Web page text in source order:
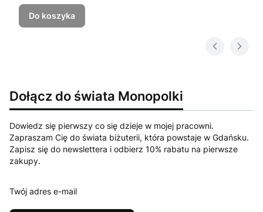
Do koszyka
Dołącz do świata Monopolki
Dowiedz się pierwszy co się dzieje w mojej pracowni.
Zapraszam Cię do świata biżuterii, która powstaje w Gdańsku.
Zapisz się do newslettera i odbierz 10% rabatu na pierwsze
zakupy.
Twój adres e-mail